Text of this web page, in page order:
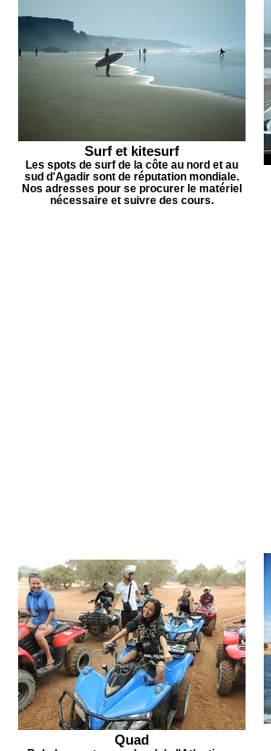
Surf et kitesurf
Les spots de surf de la côte au nord et au
sud d'Agadir sont de réputation mondiale.
Nos adresses pour se procurer le matériel
nécessaire et suivre des cours.
Quad